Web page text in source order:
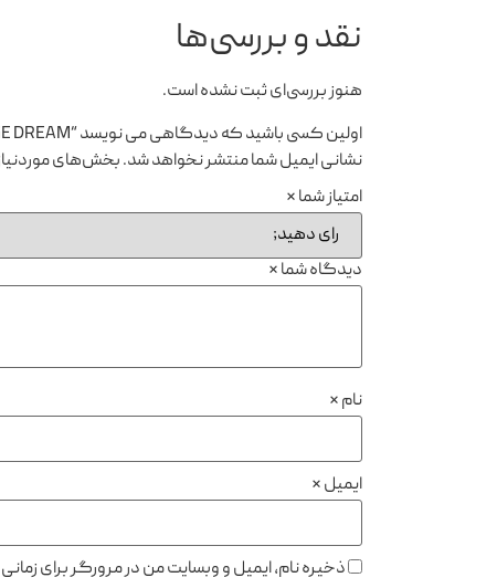
نقد و بررسی‌ها
هنوز بررسی‌ای ثبت نشده است.
اولین کسی باشید که دیدگاهی می نویسد “NEW ORANGE DREAM(جعبه ابزار اتوکشی)”
نشانی ایمیل شما منتشر نخواهد شد.بخش‌های
امتیاز شما*
دیدگاه شما*
نام*
ایمیل*
ذخیره نام، ایمیل و وبسایت من در مرورگر برای